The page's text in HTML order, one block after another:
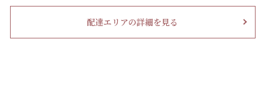
配達エリアの詳細を見る